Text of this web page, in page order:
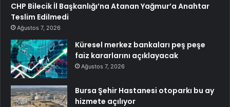
CHP Bilecik İl Başkanlığı’na Atanan Yağmur’a Anahtar
Teslim Edilmedi
Ağustos 7, 2026
Küresel merkez bankaları peş peşe
faiz kararlarını açıklayacak
Ağustos 7, 2026
Bursa Şehir Hastanesi otoparkı bu ay
hizmete açılıyor